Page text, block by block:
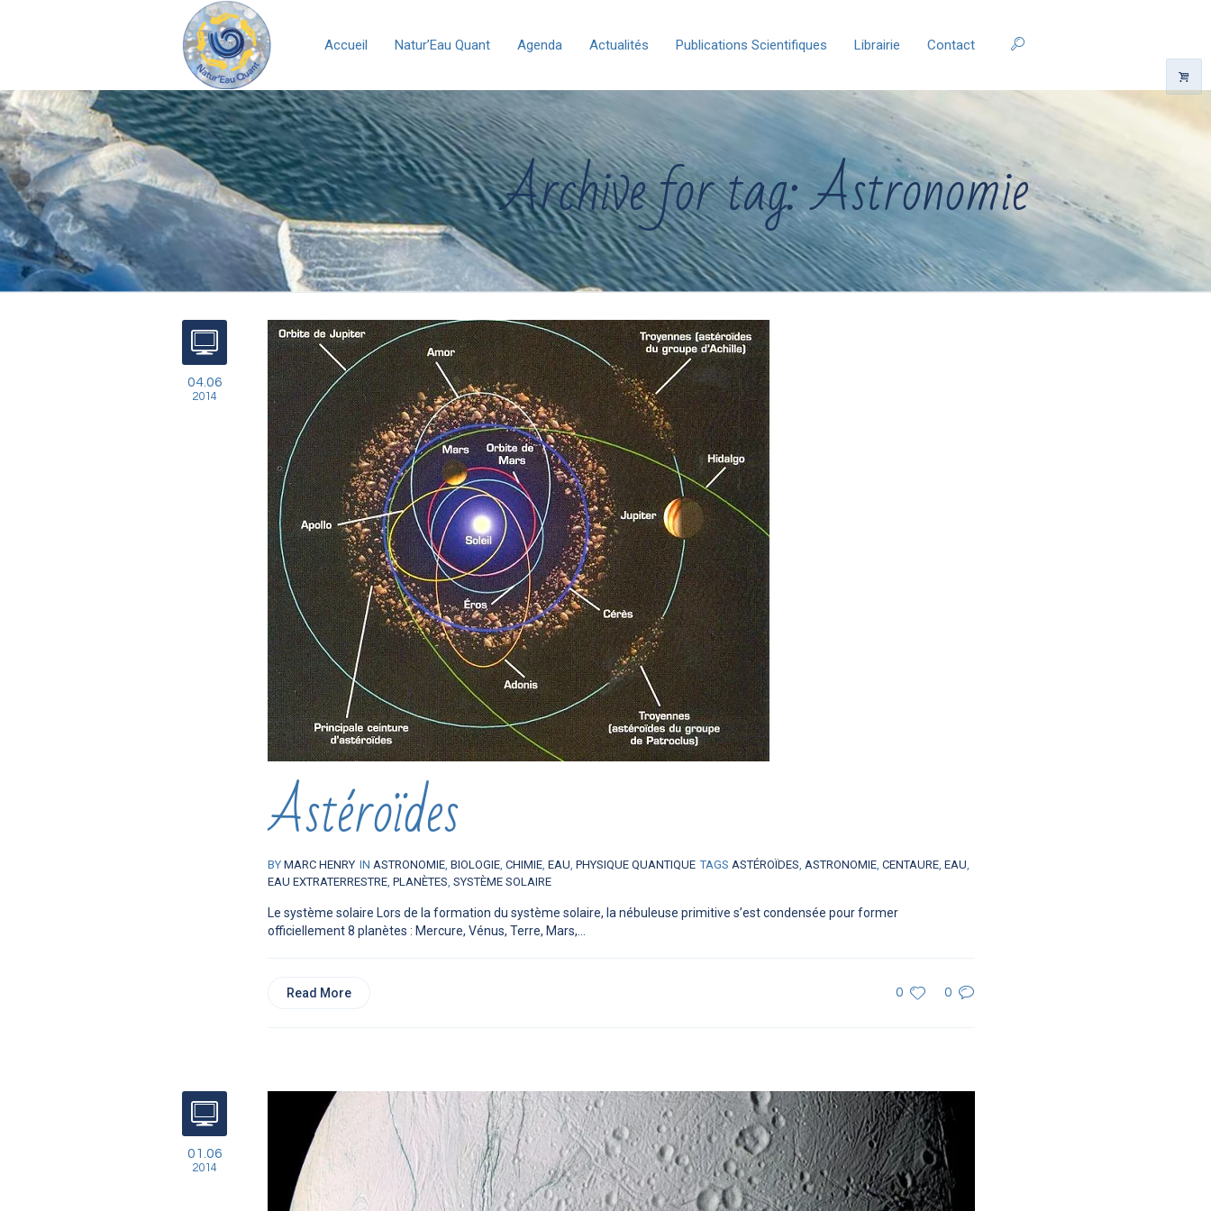
Accueil Natur’Eau Quant Agenda Actualités Publications Scientifiques Librairie Contact
Archive for tag: Astronomie
04.06
2014
Astéroïdes
BY MARC HENRY IN ASTRONOMIE, BIOLOGIE, CHIMIE, EAU, PHYSIQUE QUANTIQUE TAGS ASTÉROÏDES, ASTRONOMIE, CENTAURE, EAU,
EAU EXTRATERRESTRE, PLANÈTES, SYSTÈME SOLAIRE
Le système solaire Lors de la formation du système solaire, la nébuleuse primitive s’est condensée pour former
officiellement 8 planètes : Mercure, Vénus, Terre, Mars,...
0 0
Read More
01.06
2014